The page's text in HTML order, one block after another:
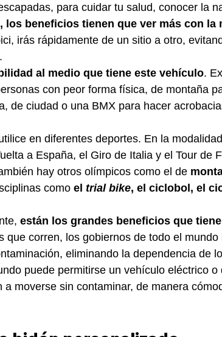
para cuidar tu salud, conocer la
, los beneficios tienen que ver más con la
irás rápidamente de un sitio a otro,
al medio que tiene este vehículo.
con peor forma física, de montaña
de ciudad o una BMX para hacer
en diferentes deportes. En la
a España, el Giro de Italia y el Tour de
hay otros olímpicos como el de
como el trial bike, el ciclobol, el
están los grandes beneficios que
que corren, los gobiernos de todo el mundo
eliminando la dependencia de
puede permitirse un vehículo eléctrico o
moverse sin contaminar, de manera